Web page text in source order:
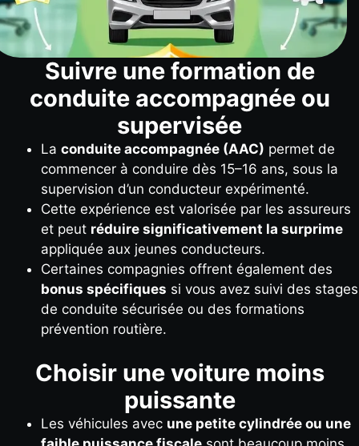
Suivre une formation de
conduite accompagnée ou
supervisée
La conduite accompagnée (AAC) permet de
commencer à conduire dès 15–16 ans, sous la
supervision d’un conducteur expérimenté.
Cette expérience est valorisée par les assureurs
et peut réduire significativement la surprime
appliquée aux jeunes conducteurs.
Certaines compagnies offrent également des
bonus spécifiques si vous avez suivi des stages
de conduite sécurisée ou des formations
prévention routière.
Choisir une voiture moins
puissante
Les véhicules avec une petite cylindrée ou une